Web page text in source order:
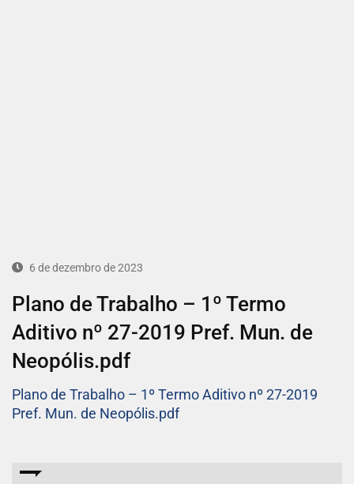
6 de dezembro de 2023
Plano de Trabalho – 1º Termo
Aditivo nº 27-2019 Pref. Mun. de
Neopólis.pdf
Plano de Trabalho – 1º Termo Aditivo nº 27-2019
Pref. Mun. de Neopólis.pdf